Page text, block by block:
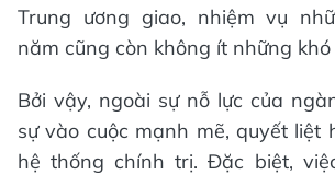
Trung ương giao, nhiệm vụ
năm cũng còn không ít những khó
Bởi vậy, ngoài sự nỗ lực của
sự vào cuộc mạnh mẽ, quyết liệt
hệ thống chính trị. Đặc biệt,